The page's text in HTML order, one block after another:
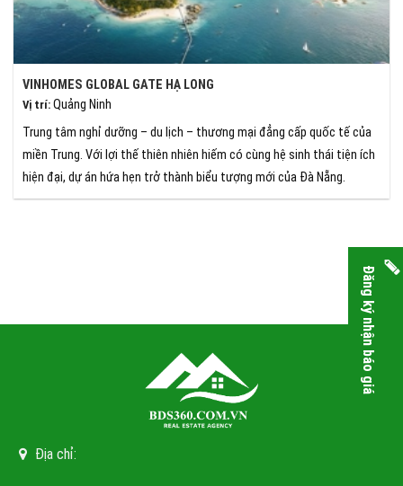
VINHOMES GLOBAL GATE HẠ LONG
Vị trí:Quảng Ninh
Trung tâm nghỉ dưỡng – du lịch – thương mại đẳng cấp quốc tế của
miền Trung. Với lợi thế thiên nhiên hiếm có cùng hệ sinh thái tiện ích
hiện đại, dự án hứa hẹn trở thành biểu tượng mới của Đà Nẵng.
Địa chỉ:
Đăng ký nhận báo giá